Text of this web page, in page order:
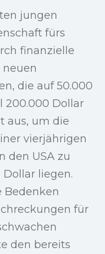
jungen
fürs
finanzielle
die auf 50.000
200.000 Dollar
aus, um die
vierjährigen
den USA zu
Dollar liegen.
Bedenken
für
den bereits